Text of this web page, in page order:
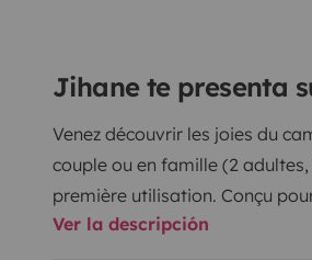
Jihane te presenta
Venez découvrir les joies du
couple ou en famille (2
première utilisation. Conçu
bord, en raison de sa taille
Ver la descripción